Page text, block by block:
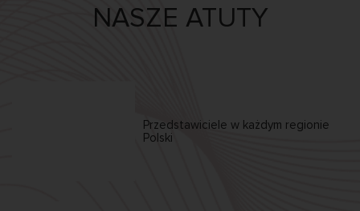
NASZE ATUTY
Przedstawiciele w każdym regionie
Polski